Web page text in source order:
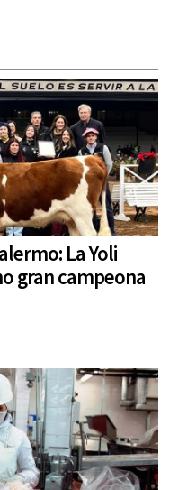
La Yoli
gran campeona